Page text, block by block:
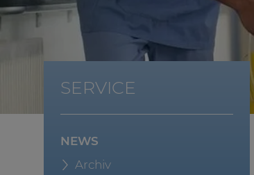
SERVICE
NEWS
Archiv